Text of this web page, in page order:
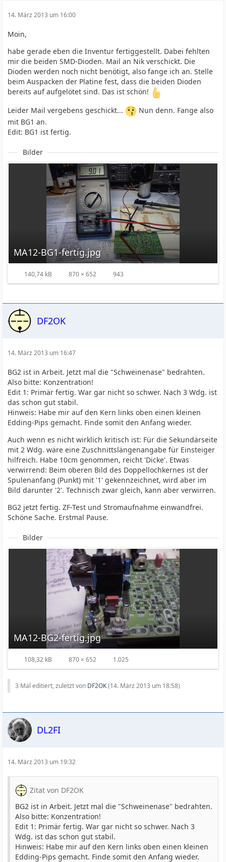
14. März 2013 um 16:00
Moin,
habe gerade eben die Inventur fertiggestellt. Dabei fehlten
mir die beiden SMD-Dioden. Mail an Nik verschickt. Die
Dioden werden noch nicht benötigt, also fange ich an. Stelle
beim Auspacken der Platine fest, dass die beiden Dioden
bereits auf aufgelötet sind. Das ist schön!
Leider Mail vergebens geschickt...
Nun denn. Fange also
mit BG1 an.
Edit: BG1 ist fertig.
Bilder
MA12-BG1-fertig.jpg
140,74 kB 870 × 652 943
DF2OK
14. März 2013 um 16:47
BG2 ist in Arbeit. Jetzt mal die "Schweinenase" bedrahten.
Also bitte: Konzentration!
Edit 1: Primär fertig. War gar nicht so schwer. Nach 3 Wdg. ist
das schon gut stabil.
Hinweis: Habe mir auf den Kern links oben einen kleinen
Edding-Pips gemacht. Finde somit den Anfang wieder.
Auch wenn es nicht wirklich kritisch ist: Für die Sekundärseite
mit 2 Wdg. wäre eine Zuschnittslängenangabe für Einsteiger
hilfreich. Habe 10cm genommen, reicht 'Dicke'. Etwas
verwirrend: Beim oberen Bild des Doppellochkernes ist der
Spulenanfang (Punkt) mit '1' gekennzeichnet, wird aber im
Bild darunter '2'. Technisch zwar gleich, kann aber verwirren.
BG2 jetzt fertig. ZF-Test und Stromaufnahme einwandfrei.
Schöne Sache. Erstmal Pause.
Bilder
MA12-BG2-fertig.jpg
108,32 kB 870 × 652 1.025
3 Mal editiert, zuletzt von DF2OK(14. März 2013 um 18:58)
DL2FI
14. März 2013 um 19:32
Zitat von DF2OK
BG2 ist in Arbeit. Jetzt mal die "Schweinenase" bedrahten.
Also bitte: Konzentration!
Edit 1: Primär fertig. War gar nicht so schwer. Nach 3
Wdg. ist das schon gut stabil.
Hinweis: Habe mir auf den Kern links oben einen kleinen
Edding-Pips gemacht. Finde somit den Anfang wieder.